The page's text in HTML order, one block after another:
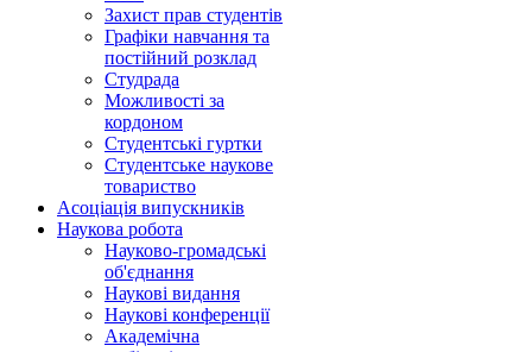
Захист прав студентів
Графіки навчання та
постійний розклад
Студрада
Можливості за
кордоном
Студентські гуртки
Студентське наукове
товариство
Асоціація випускників
Наукова робота
Науково-громадські
об'єднання
Наукові видання
Наукові конференції
Академічна